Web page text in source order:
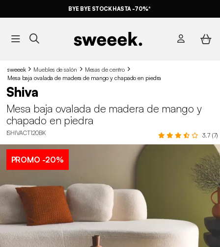
BYE BYE STOCK HASTA -70%*
sweeek Muebles de salón
Mesas de centro
Mesa baja ovalada de madera de mango y chapado en piedra
Shiva
Mesa baja ovalada de madera de mango y
chapado en piedra
ISHIVACT120BK 3.7 (7)
PROMO -20%